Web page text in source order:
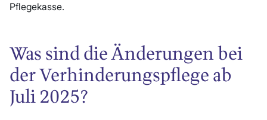
Pflegekasse.
Was sind die Änderungen bei
der Verhinderungspflege ab
Juli 2025?